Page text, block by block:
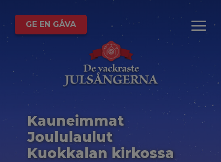
GE EN GÅVA
Kauneimmat
Joululaulut
Kuokkalan kirkossa